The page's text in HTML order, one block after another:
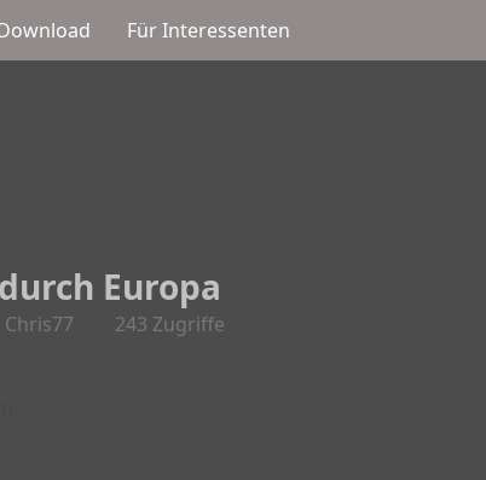
Für Interessenten
Europa
Chris77
243 Zugriffe